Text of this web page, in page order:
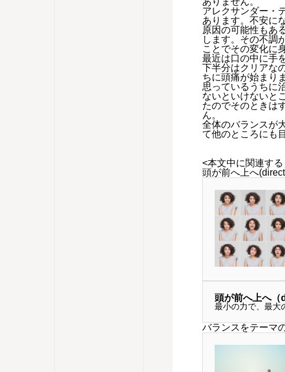
アレクサンダー・
あります。不安に
原因の可能性もあ
します。その不調
ことでその変化に
最近は口の中に手
下半分はクリアな
ちに頭痛が始まり
思っているうちに
ないといけないと
たのでそのときは
ん。
全体のバランスが
て他のところにも
<本文中に関連す
頭が前へ上へ
頭が前へ上へ
最小の力で、最大
バランスをテーマ